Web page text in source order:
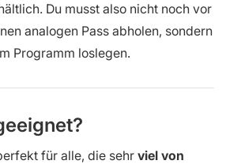
Du musst also nicht noch vor
analogen Pass abholen, sondern
Programm loslegen.
für alle, die sehr viel von